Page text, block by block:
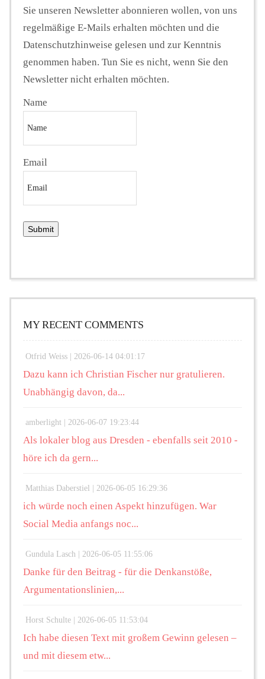
Sie unseren Newsletter abonnieren wollen, von uns
regelmäßige E-Mails erhalten möchten und die
Datenschutzhinweise gelesen und zur Kenntnis
genommen haben. Tun Sie es nicht, wenn Sie den
Newsletter nicht erhalten möchten.
Name
Email
MY RECENT COMMENTS
Otfrid Weiss | 2026-06-14 04:01:17
Dazu kann ich Christian Fischer nur gratulieren.
Unabhängig davon, da...
amberlight | 2026-06-07 19:23:44
Als lokaler blog aus Dresden - ebenfalls seit 2010 -
höre ich da gern...
Matthias Daberstiel | 2026-06-05 16:29:36
ich würde noch einen Aspekt hinzufügen. War
Social Media anfangs noc...
Gundula Lasch | 2026-06-05 11:55:06
Danke für den Beitrag - für die Denkanstöße,
Argumentationslinien,...
Horst Schulte | 2026-06-05 11:53:04
Ich habe diesen Text mit großem Gewinn gelesen –
und mit diesem etw...